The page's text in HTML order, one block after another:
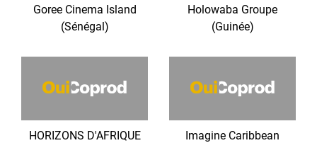
Goree Cinema Island
(Sénégal)
Holowaba Groupe
(Guinée)
HORIZONS D'AFRIQUE
Imagine Caribbean